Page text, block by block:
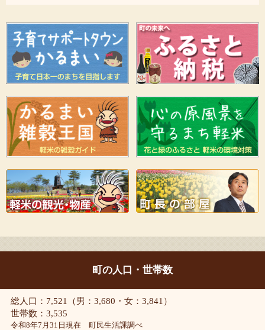
町の人口・世帯数
総人口：7,521（男：3,680・女：3,841）
世帯数：3,535
令和8年7月31日現在 町民生活課調べ